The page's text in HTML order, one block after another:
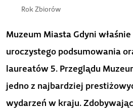
Rok Zbiorów
Muzeum Miasta Gdyni
uroczystego podsumowania
laureatów 5. Przeglądu
jedno z najbardziej
wydarzeń w kraju.